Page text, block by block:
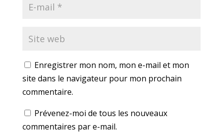
Enregistrer mon nom, mon e-mail et mon
site dans le navigateur pour mon prochain
commentaire.
Prévenez-moi de tous les nouveaux
commentaires par e-mail.